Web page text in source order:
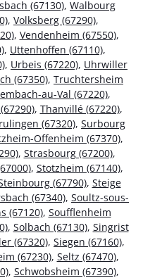
(67130), Walbourg
, Volksberg (67290),
, Vendenheim (67550),
, Uttenhoffen (67110),
, Urbeis (67220), Uhrwiller
(67350), Truchtersheim
au-Val (67220),
, Thanvillé (67220),
(67320), Surbourg
Offenheim (67370),
, Strasbourg (67200),
, Stotzheim (67140),
(67790), Steige
(67340), Soultz-sous-
(67120), Soufflenheim
, Solbach (67130), Singrist
(67320), Siegen (67160),
(67230), Seltz (67470),
, Schwobsheim (67390),